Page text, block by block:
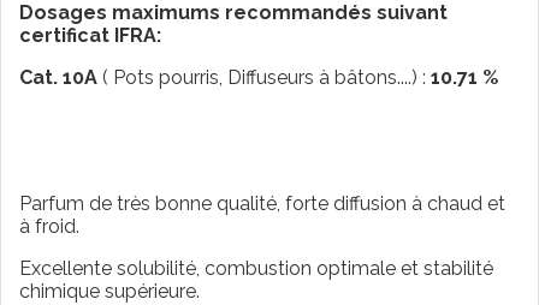
Dosages maximums recommandés suivant
certificat IFRA:
Cat. 10A ( Pots pourris, Diffuseurs à bâtons....) : 10.71 %
Parfum de très bonne qualité, forte diffusion à chaud et
à froid.
Excellente solubilité, combustion optimale et stabilité
chimique supérieure.